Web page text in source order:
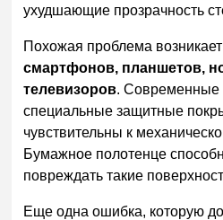
ухудшающие прозрачность
Похожая проблема
смартфонов, планшетов,
телевизоров. Современные
специальные защитные
чувствительны к
Бумажное полотенце
повреждать такие
Еще одна ошибка, которую